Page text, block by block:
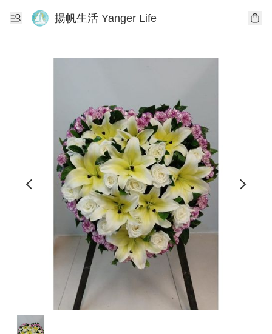
揚帆生活 Yanger Life